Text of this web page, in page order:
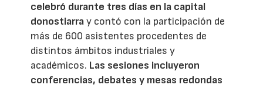
celebró durante tres días en la capital
donostiarray contó con la participación de
más de 600 asistentes procedentes de
distintos ámbitos industriales y
académicos. Las sesiones incluyeron
conferencias, debates y mesas redondas